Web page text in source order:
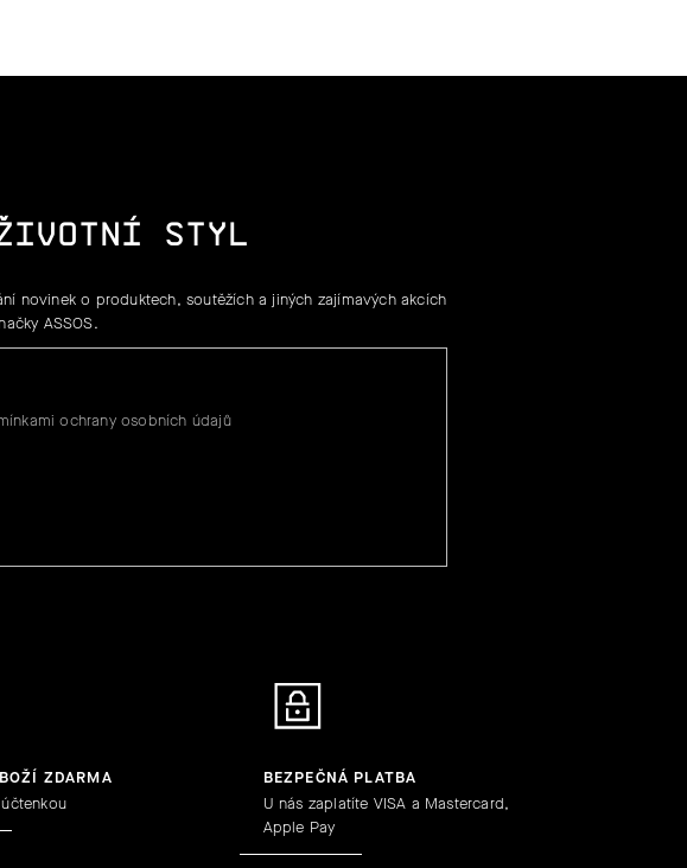
STYL
novinek o produktech, soutěžích a jiných zajímavých akcích
ASSOS.
ochrany osobních údajů
ZDARMA
BEZPEČNÁ PLATBA
U nás zaplatíte VISA a Mastercard,
Apple Pay